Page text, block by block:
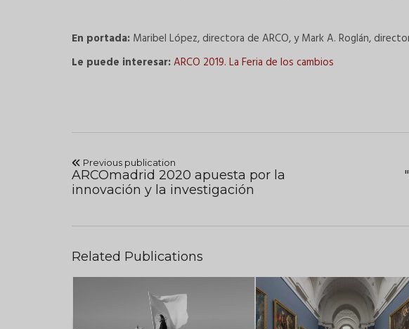
En portada: Maribel López, directora de ARCO, y Mark A. Roglán,
Le puede interesar:ARCO 2019. La Feria de los cambios
Previous publication
ARCOmadrid 2020 apuesta por la
innovación y la investigación
Related Publications